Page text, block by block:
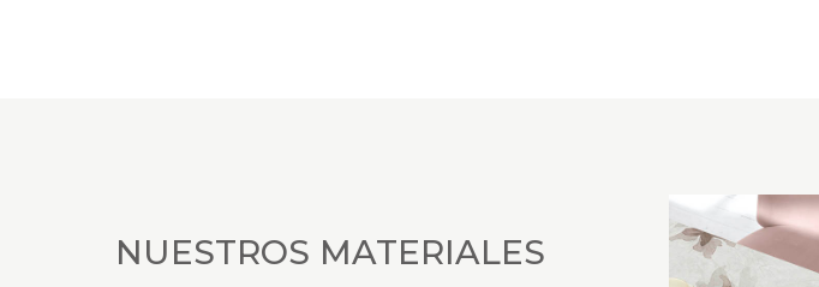
NUESTROS MATERIALES